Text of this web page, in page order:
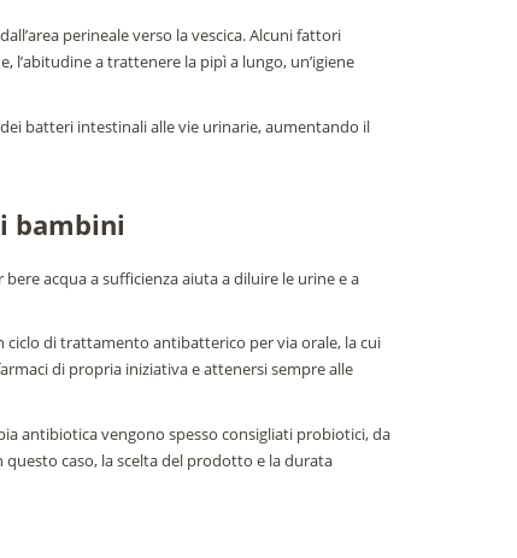
perineale verso la vescica. Alcuni fattori
l’abitudine a trattenere la pipì a lungo, un’igiene
batteri intestinali alle vie urinarie, aumentando il
bambini
acqua a sufficienza aiuta a diluire le urine e a
ciclo di trattamento antibatterico per via orale, la cui
di propria iniziativa e attenersi sempre alle
antibiotica vengono spesso consigliati probiotici, da
caso, la scelta del prodotto e la durata